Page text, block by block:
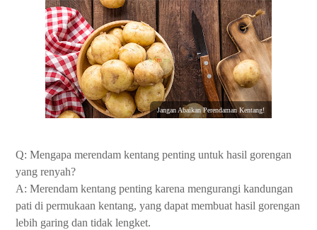
Jangan Abaikan Perendaman Kentang!
Q: Mengapa merendam kentang penting untuk hasil gorengan
yang renyah?
A: Merendam kentang penting karena mengurangi kandungan
pati di permukaan kentang, yang dapat membuat hasil gorengan
lebih garing dan tidak lengket.